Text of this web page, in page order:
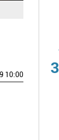
10:00 3